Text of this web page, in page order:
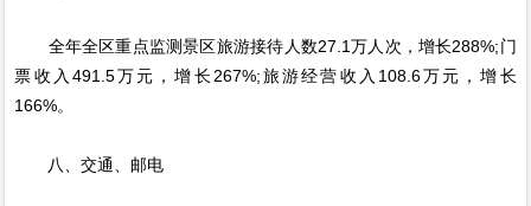
全年全区重点监测景区旅游接待人数27.1万人次，增长288%;门
票收入491.5万元，增长267%;旅游经营收入108.6万元，增长
166%。
八、交通、邮电